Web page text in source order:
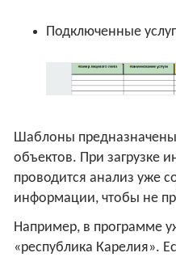
Подключенные
Шаблоны
объектов. При загрузке
проводится анализ уже
информации, чтобы не
Например, в программе
«республика Карелия».